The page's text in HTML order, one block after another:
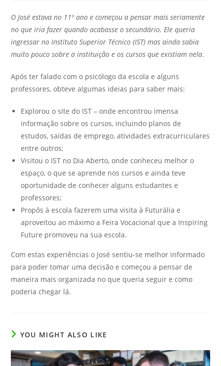
O José estava no 11º ano e começou a pensar mais seriamente
no que iria fazer quando acabasse o secundário. Ele queria
ingressar no Instituto Superior Técnico (IST) mas ainda sabia
muito pouco sobre a instituição e os cursos que existiam nela.
Após ter falado com o psicólogo da escola e alguns
professores, obteve algumas ideias para saber mais:
Explorou o site do IST – onde encontrou imensa
informação sobre os cursos, incluindo planos de
estudos, saídas de emprego, atividades extracurriculares
entre outros;
Visitou o IST no Dia Aberto, onde conheceu melhor o
espaço, o que se aprende nos cursos e ainda teve
oportunidade de conhecer alguns estudantes e
professores;
Propôs à escola fazerem uma visita à Futurália e
aproveitou ao máximo a Feira Vocacional que a Inspiring
Future promoveu na sua escola.
Com estas experiências o José sentiu-se melhor informado
para poder tomar uma decisão e começou a pensar de
maneira mais organizada no que queria seguir e como
poderia chegar lá.
YOU MIGHT ALSO LIKE